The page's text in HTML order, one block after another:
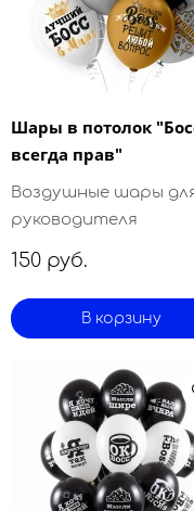
Шары в потолок
всегда прав"
Воздушные шары
руководителя
150 руб.
В корзину